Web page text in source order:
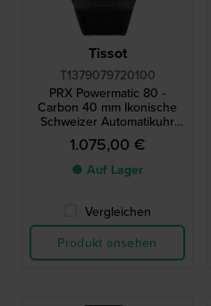
Tissot
T1379079720100
PRX Powermatic 80 -
Carbon 40 mm Ikonische
Schweizer Automatikuhr
aus dem Jahr 1978 mit
Karbongehäuse
1.075,00 €
● Auf Lager
Vergleichen
Produkt ansehen